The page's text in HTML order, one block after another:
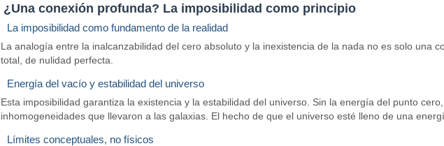
¿Una conexión profunda? La imposibilidad como principio
La imposibilidad como fundamento de la realidad
La analogía entre la inalcanzabilidad del cero absoluto y la inexistencia de la nada no es solo una
total, de nulidad perfecta.
Energía del vacío y estabilidad del universo
Esta imposibilidad garantiza la existencia y la estabilidad del universo. Sin la energía del punto
inhomogeneidades que llevaron a las galaxias. El hecho de que el universo esté lleno de una
Límites conceptuales, no físicos